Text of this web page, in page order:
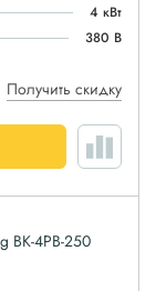
4 кВт
380 В
Получить скидку
ВК-4РВ-250